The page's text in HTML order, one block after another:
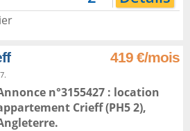
419 €/mois
n°3155427 : location
Crieff(PH5 2),
.